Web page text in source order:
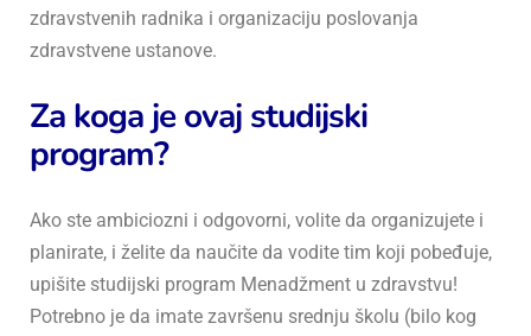
zdravstvenih radnika i organizaciju poslovanja
zdravstvene ustanove.
Za koga je ovaj studijski
program?
Ako ste ambiciozni i odgovorni, volite da organizujete i
planirate, i želite da naučite da vodite tim koji pobeđuje,
upišite studijski program Menadžment u zdravstvu!
Potrebno je da imate završenu srednju školu (bilo kog